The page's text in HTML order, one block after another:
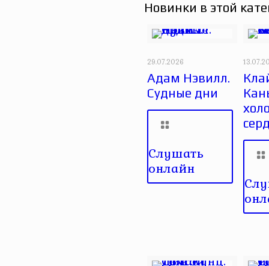
Новинки в этой
29.07.2026
Адам Нэвилл.
Судные дни
Слушать
онлайн